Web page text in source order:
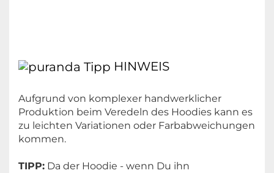
HINWEIS
Aufgrund von komplexer handwerklicher
Produktion beim Veredeln des Hoodies kann es
zu leichten Variationen oder Farbabweichungen
kommen.
TIPP: Da der Hoodie - wenn Du ihn